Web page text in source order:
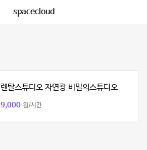
spacecloud
렌탈스튜디오 자연광 비밀의스튜디오
9,000 원/시간